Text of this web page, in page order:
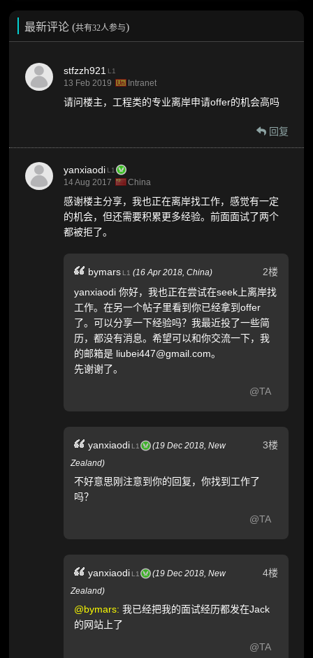
最新评论 (共有32人参与)
stfzzh921 L1
13 Feb 2019 Intranet
请问楼主，工程类的专业离岸申请offer的机会高吗
回复
yanxiaodi L1
14 Aug 2017 China
感谢楼主分享，我也正在离岸找工作，感觉有一定
的机会，但还需要积累更多经验。前面面试了两个
都被拒了。
2楼
bymars L1 (16 Apr 2018,China)
yanxiaodi 你好，我也正在尝试在seek上离岸找
工作。在另一个帖子里看到你已经拿到offer
了。可以分享一下经验吗？我最近投了一些简
历，都没有消息。希望可以和你交流一下，我
的邮箱是 liubei447@gmail.com。
先谢谢了。
@TA
3楼
yanxiaodi L1 (19 Dec 2018,New
Zealand)
不好意思刚注意到你的回复，你找到工作了
吗？
@TA
4楼
yanxiaodi L1 (19 Dec 2018,New
Zealand)
@bymars: 我已经把我的面试经历都发在Jack
的网站上了
@TA